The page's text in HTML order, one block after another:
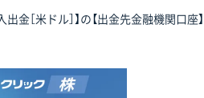
出金［米ドル］】の【出金先金融機関口座】